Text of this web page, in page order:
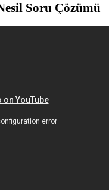
Soru Çözümü